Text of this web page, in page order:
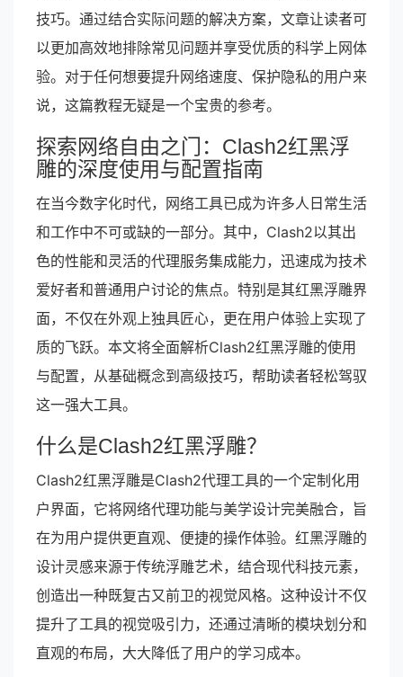
技巧。通过结合实际问题的解决方案，文章让读者可
以更加高效地排除常见问题并享受优质的科学上网体
验。对于任何想要提升网络速度、保护隐私的用户来
说，这篇教程无疑是一个宝贵的参考。
探索网络自由之门：Clash2红黑浮
雕的深度使用与配置指南
在当今数字化时代，网络工具已成为许多人日常生活
和工作中不可或缺的一部分。其中，Clash2以其出
色的性能和灵活的代理服务集成能力，迅速成为技术
爱好者和普通用户讨论的焦点。特别是其红黑浮雕界
面，不仅在外观上独具匠心，更在用户体验上实现了
质的飞跃。本文将全面解析Clash2红黑浮雕的使用
与配置，从基础概念到高级技巧，帮助读者轻松驾驭
这一强大工具。
什么是Clash2红黑浮雕？
Clash2红黑浮雕是Clash2代理工具的一个定制化用
户界面，它将网络代理功能与美学设计完美融合，旨
在为用户提供更直观、便捷的操作体验。红黑浮雕的
设计灵感来源于传统浮雕艺术，结合现代科技元素，
创造出一种既复古又前卫的视觉风格。这种设计不仅
提升了工具的视觉吸引力，还通过清晰的模块划分和
直观的布局，大大降低了用户的学习成本。